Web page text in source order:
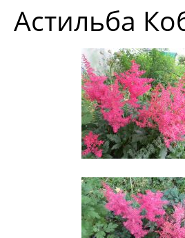
Астильба